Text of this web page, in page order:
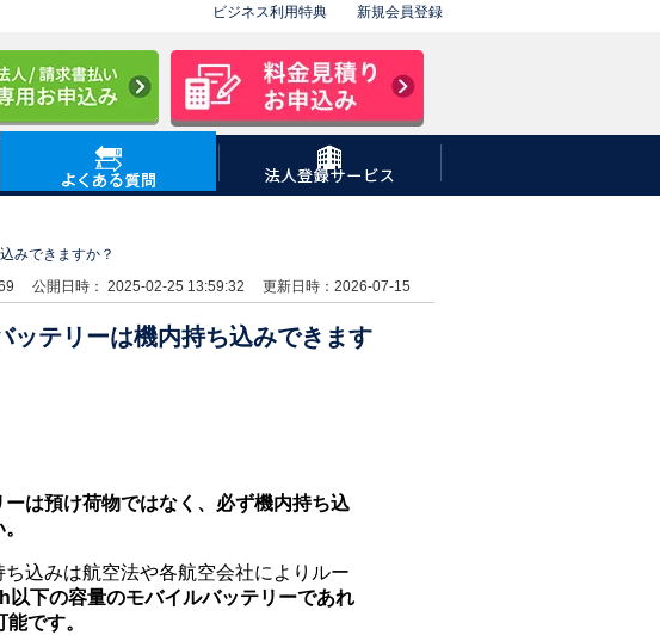
ビジネス利用特典 新規会員登録
4G(高速)プラン
ホン
モバイルバッテリー
【PC対応】メガチャージバッテリー
北九州空港
熊本空港
みできますか？
公開日時： 2025-02-25 13:59:32 更新日時：2026-07-15
ッテリーは機内持ち込みできます
は預け荷物ではなく、必ず機内持ち込
込みは航空法や各航空会社によりルー
以下の容量のモバイルバッテリーであれ
です。